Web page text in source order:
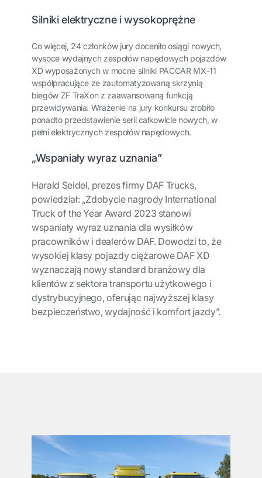
Silniki elektryczne i wysokoprężne
Co więcej, 24 członków jury doceniło osiągi nowych,
wysoce wydajnych zespołów napędowych pojazdów
XD wyposażonych w mocne silniki PACCAR MX-11
współpracujące ze zautomatyzowaną skrzynią
biegów ZF TraXon z zaawansowaną funkcją
przewidywania. Wrażenie na jury konkursu zrobiło
ponadto przedstawienie serii całkowicie nowych, w
pełni elektrycznych zespołów napędowych.
„Wspaniały wyraz uznania”
Harald Seidel, prezes firmy DAF Trucks,
powiedział: „Zdobycie nagrody International
Truck of the Year Award 2023 stanowi
wspaniały wyraz uznania dla wysiłków
pracowników i dealerów DAF. Dowodzi to, że
wysokiej klasy pojazdy ciężarowe DAF XD
wyznaczają nowy standard branżowy dla
klientów z sektora transportu użytkowego i
dystrybucyjnego, oferując najwyższej klasy
bezpieczeństwo, wydajność i komfort jazdy”.